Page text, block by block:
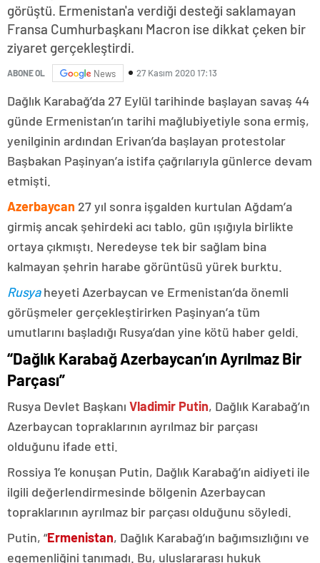
görüştü. Ermenistan'a verdiği desteği saklamayan
Fransa Cumhurbaşkanı Macron ise dikkat çeken bir
ziyaret gerçekleştirdi.
ABONE OL News 27 Kasım 2020 17:13
Dağlık Karabağ’da 27 Eylül tarihinde başlayan savaş 44
günde Ermenistan’ın tarihi mağlubiyetiyle sona ermiş,
yenilginin ardından Erivan’da başlayan protestolar
Başbakan Paşinyan’a istifa çağrılarıyla günlerce devam
etmişti.
Azerbaycan 27 yıl sonra işgalden kurtulan Ağdam’a
girmiş ancak şehirdeki acı tablo, gün ışığıyla birlikte
ortaya çıkmıştı. Neredeyse tek bir sağlam bina
kalmayan şehrin harabe görüntüsü yürek burktu.
Rusyaheyeti Azerbaycan ve Ermenistan’da önemli
görüşmeler gerçekleştirirken Paşinyan’a tüm
umutlarını başladığı Rusya’dan yine kötü haber geldi.
“Dağlık Karabağ Azerbaycan’ın Ayrılmaz Bir
Parçası”
Rusya Devlet Başkanı Vladimir Putin, Dağlık Karabağ’ın
Azerbaycan topraklarının ayrılmaz bir parçası
olduğunu ifade etti.
Rossiya 1’e konuşan Putin, Dağlık Karabağ’ın aidiyeti ile
ilgili değerlendirmesinde bölgenin Azerbaycan
topraklarının ayrılmaz bir parçası olduğunu söyledi.
Putin, “Ermenistan, Dağlık Karabağ’ın bağımsızlığını ve
egemenliğini tanımadı. Bu, uluslararası hukuk